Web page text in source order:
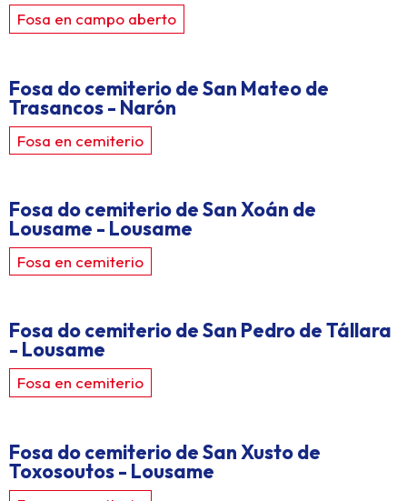
Fosa en campo aberto
Fosa do cemiterio de San Mateo de
Trasancos - Narón
Fosa en cemiterio
Fosa do cemiterio de San Xoán de
Lousame - Lousame
Fosa en cemiterio
Fosa do cemiterio de San Pedro de Tállara
- Lousame
Fosa en cemiterio
Fosa do cemiterio de San Xusto de
Toxosoutos - Lousame